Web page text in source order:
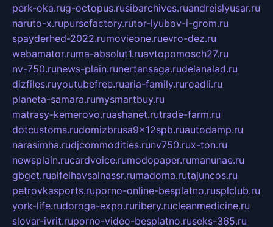
perk-oka.rug-octopus.rusibarchives.ruandreislyusar.ru
naruto-x.rupursefactory.rutor-lyubov-i-grom.ru
spayderhed-2022.rumovieone.ruevro-dez.ru
webamator.ruma-absolut1.ruavtopomosch27.ru
nv-750.runews-plain.runertansaga.rudelanalad.ru
dizfiles.ruyoutubefree.ruaria-family.ruroadli.ru
planeta-samara.rumysmartbuy.ru
matrasy-kemerovo.ruashanet.rutrade-farm.ru
dotcustoms.rudomizbrusa9x12spb.ruautodamp.ru
narasimha.rudjcommodities.runv750.rux-ton.ru
newsplain.rucardvoice.rumodopaper.rumanunae.ru
gbget.rualfeihavsalnassr.rumadoma.rutajuncos.ru
petrovkasports.ruporno-online-besplatno.rusplclub.ru
york-life.rudoroga-expo.ruribery.rucleanmedicine.ru
slovar-ivrit.ruporno-video-besplatno.ruseks-365.ru